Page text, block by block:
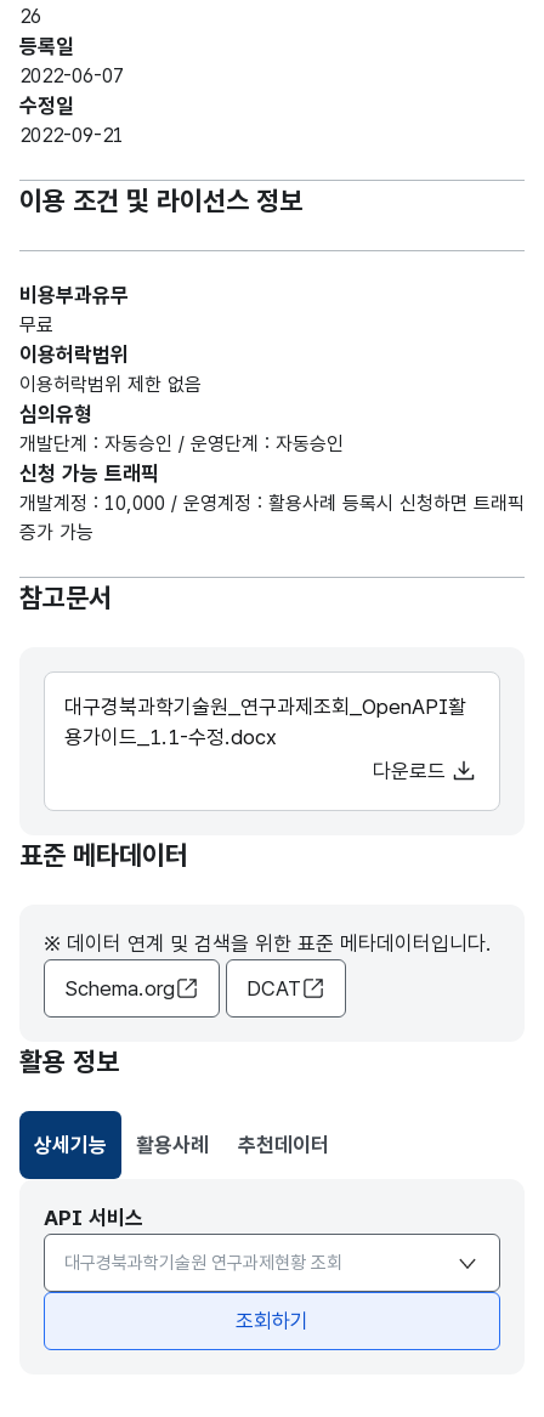
26
등록일
2022-06-07
수정일
2022-09-21
이용 조건 및 라이선스 정보
비용부과유무
무료
이용허락범위
이용허락범위 제한 없음
심의유형
개발단계 : 자동승인 / 운영단계 : 자동승인
신청 가능 트래픽
개발계정 : 10,000 / 운영계정 : 활용사례 등록시 신청하면 트래픽
증가 가능
참고문서
대구경북과학기술원_연구과제조회_OpenAPI활
용가이드_1.1-수정.docx
다운로드
표준 메타데이터
※ 데이터 연계 및 검색을 위한 표준 메타데이터입니다.
Schema.org
DCAT
활용 정보
상세기능
선택됨
활용사례 추천데이터
API 서비스
API서비스 종류 선택
조회하기